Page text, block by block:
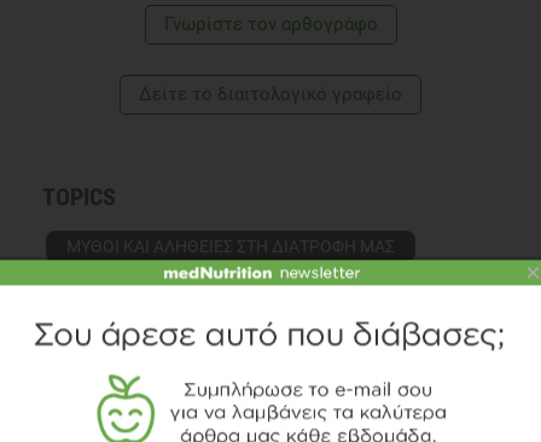
Γνωρίστε τoν αρθογράφο
Δείτε το διαιτολογικό γραφείο
TOPICS
ΜΥΘΟΙ ΚΑΙ ΑΛΗΘΕΙΕΣ ΣΤΗ ΔΙΑΤΡΟΦΗ ΜΑΣ
ΥΠΕΡΤΑΣΗ
ΣΥΜΒΟΥΛΕΣ
ΔΙΑΒΑΣΤΕ ΑΚΟΜΗ
×